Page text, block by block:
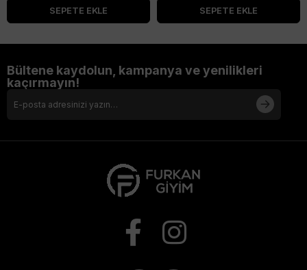
SEPETE EKLE SEPETE EKLE
Bültene kaydolun, kampanya ve yenilikleri
kaçırmayın!